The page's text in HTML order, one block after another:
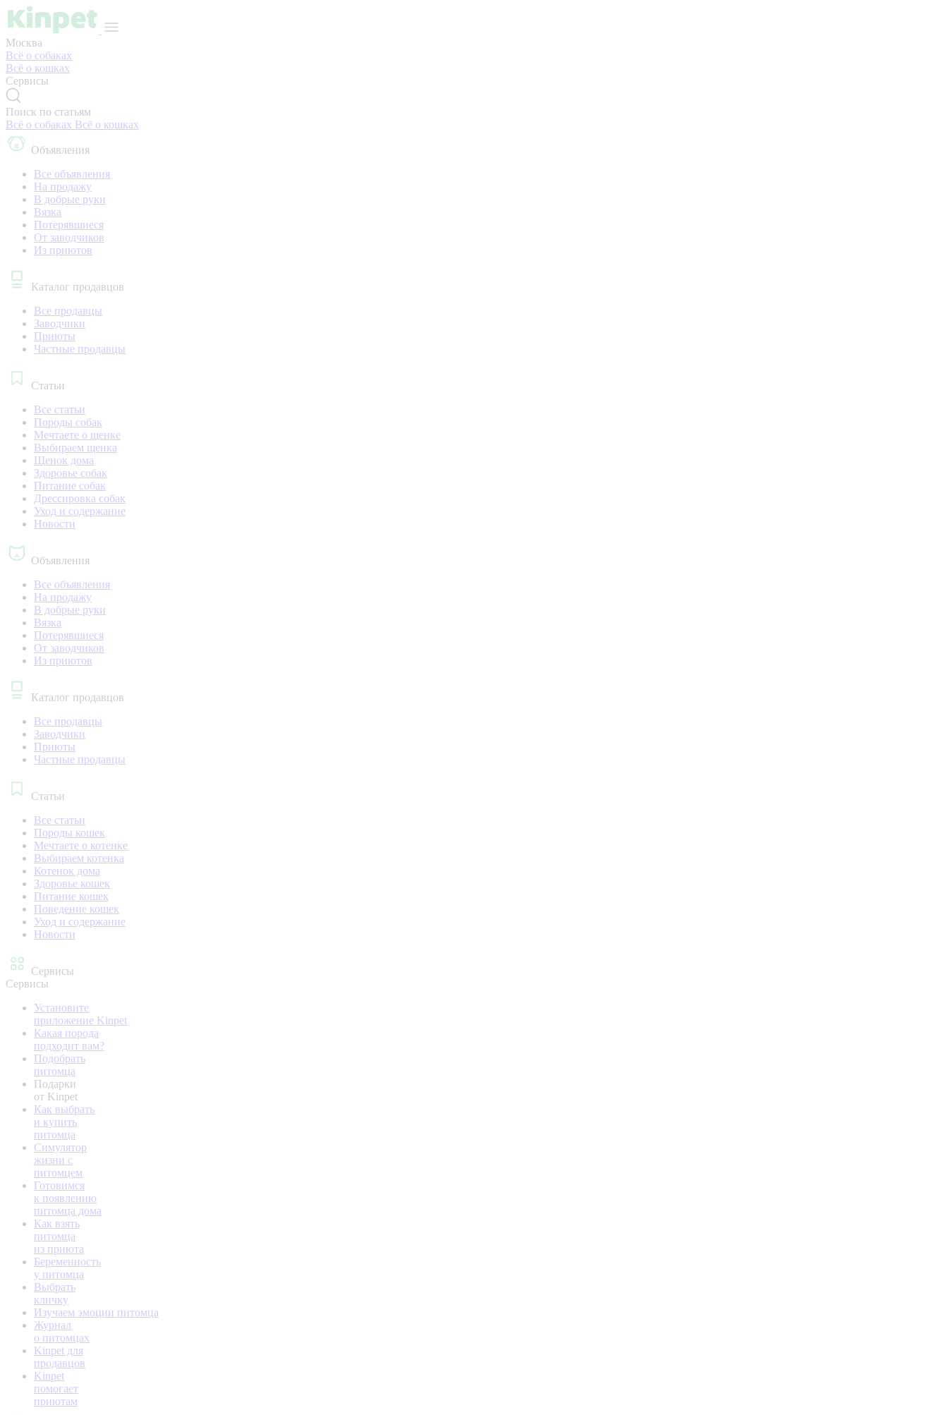
Москва
Всё о собаках
Всё о кошках
Сервисы
Поиск по статьям
Всё о собаках Всё о кошках
Объявления
Все объявления
На продажу
В добрые руки
Вязка
Потерявшиеся
От заводчиков
Из приютов
Каталог продавцов
Все продавцы
Заводчики
Приюты
Частные продавцы
Статьи
Все статьи
Породы собак
Мечтаете о щенке
Выбираем щенка
Щенок дома
Здоровье собак
Питание собак
Дрессировка собак
Уход и содержание
Новости
Объявления
Все объявления
На продажу
В добрые руки
Вязка
Потерявшиеся
От заводчиков
Из приютов
Каталог продавцов
Все продавцы
Заводчики
Приюты
Частные продавцы
Статьи
Все статьи
Породы кошек
Мечтаете о котенке
Выбираем котенка
Котенок дома
Здоровье кошек
Питание кошек
Поведение кошек
Уход и содержание
Новости
Сервисы
Сервисы
Установите
приложение Kinpet
Какая порода
подходит вам?
Подобрать
питомца
Подарки
от Kinpet
Как выбрать
и купить
питомца
Симулятор
жизни с
питомцем
Готовимся
к появлению
питомца дома
Как взять
питомца
из приюта
Беременность
у питомца
Выбрать
кличку
Изучаем эмоции питомца
Журнал
о питомцах
Kinpet для
продавцов
Kinpet
помогает
приютам